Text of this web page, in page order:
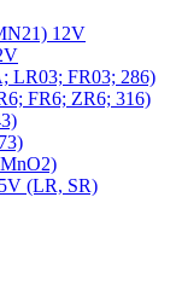
12V
LR03; FR03; 286)
FR6; ZR6; 316)
(LR, SR)